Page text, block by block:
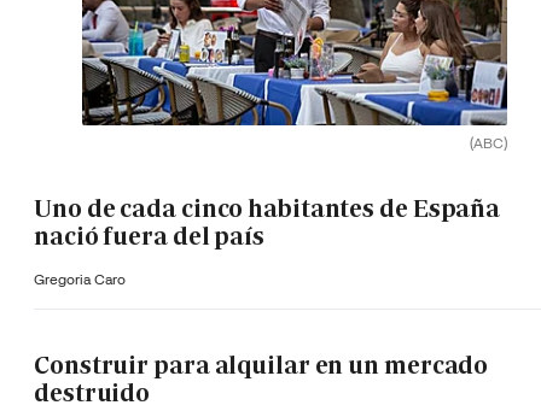
(ABC)
Uno de cada cinco habitantes de España
nació fuera del país
Gregoria Caro
Construir para alquilar en un mercado
destruido